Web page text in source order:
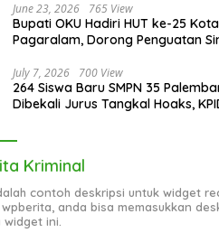
June 23, 2026 765 View
Bupati OKU Hadiri HUT ke-25 Kota
Pagaralam, Dorong Penguatan
July 7, 2026 700 View
264 Siswa Baru SMPN 35
Dibekali Jurus Tangkal Hoaks,
Kriminal
contoh deskripsi untuk widget
anda bisa memasukkan
widget ini.